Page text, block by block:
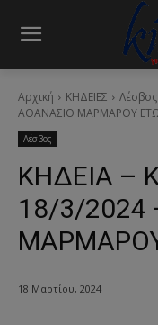
Αρχική ΚΗΔΕΙΕΣ Λέσβος
ΑΘΑΝΑΣΙΟ ΜΑΡΜΑΡΟΥ
Λέσβος
ΚΗΔΕΙΑ –
18/3/2024
18 Μαρτίου, 2024